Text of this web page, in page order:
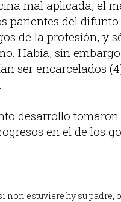
mal aplicada, el
parientes del difunto
de la profesión, y
Había, sin
ser encarcelados
desarrollo
en el de los
estuviere hy su padre,